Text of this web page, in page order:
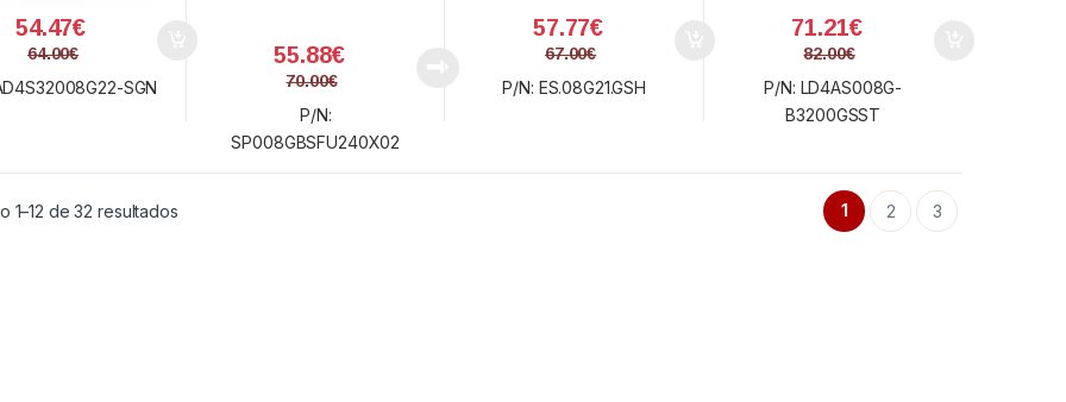
54.47€
64.00€
SGN
55.88€
70.00€
P/N:
SP008GBSFU240X02
57.77€
67.00€
P/N: ES.08G21.GSH
71.21€
82.00€
P/N: LD4AS008G-
B3200GSST
1–12 de 32 resultadosOrdenado por precio: bajo a alto 1 2 3